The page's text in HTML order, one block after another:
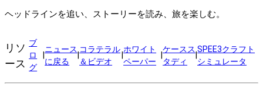
ヘッドラインを追い、ストーリーを読み、旅を楽しむ。
リソ
ース
ブ
ロ
グ
|
ニュース
に戻る
|
コラテラル
＆ビデオ
|
ホワイト
ペーパー
|
ケースス
タディ
|
SPEE3クラフト
シミュレータ